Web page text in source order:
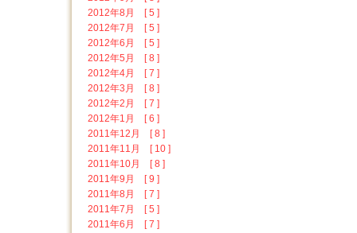
2012年8月 [ 5 ]
2012年7月 [ 5 ]
2012年6月 [ 5 ]
2012年5月 [ 8 ]
2012年4月 [ 7 ]
2012年3月 [ 8 ]
2012年2月 [ 7 ]
2012年1月 [ 6 ]
2011年12月 [ 8 ]
2011年11月 [ 10 ]
2011年10月 [ 8 ]
2011年9月 [ 9 ]
2011年8月 [ 7 ]
2011年7月 [ 5 ]
2011年6月 [ 7 ]